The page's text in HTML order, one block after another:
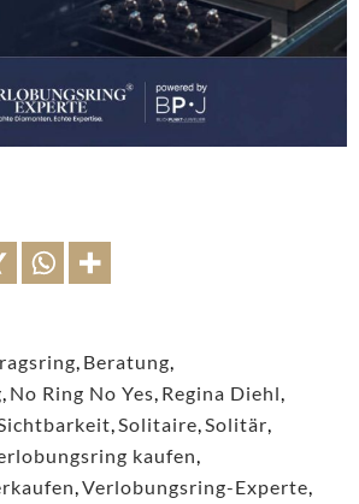
, Beratung,
, No Ring No Yes, Regina Diehl,
,Solitaire,Solitär,
kaufen,
,Verlobungsring-Experte,